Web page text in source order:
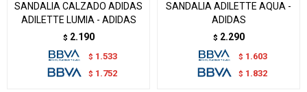
SANDALIA CALZADO ADIDAS
ADILETTE LUMIA - ADIDAS
$ 2.190
$ 1.533
$ 1.752
SANDALIA ADILETTE AQUA -
ADIDAS
$ 2.290
$ 1.603
$ 1.832